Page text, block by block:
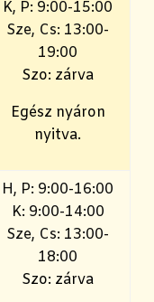
K, P: 9:00-15:00
Sze, Cs: 13:00-
19:00
Szo: zárva
Egész nyáron
nyitva.
H, P: 9:00-16:00
K: 9:00-14:00
Sze, Cs: 13:00-
18:00
Szo: zárva